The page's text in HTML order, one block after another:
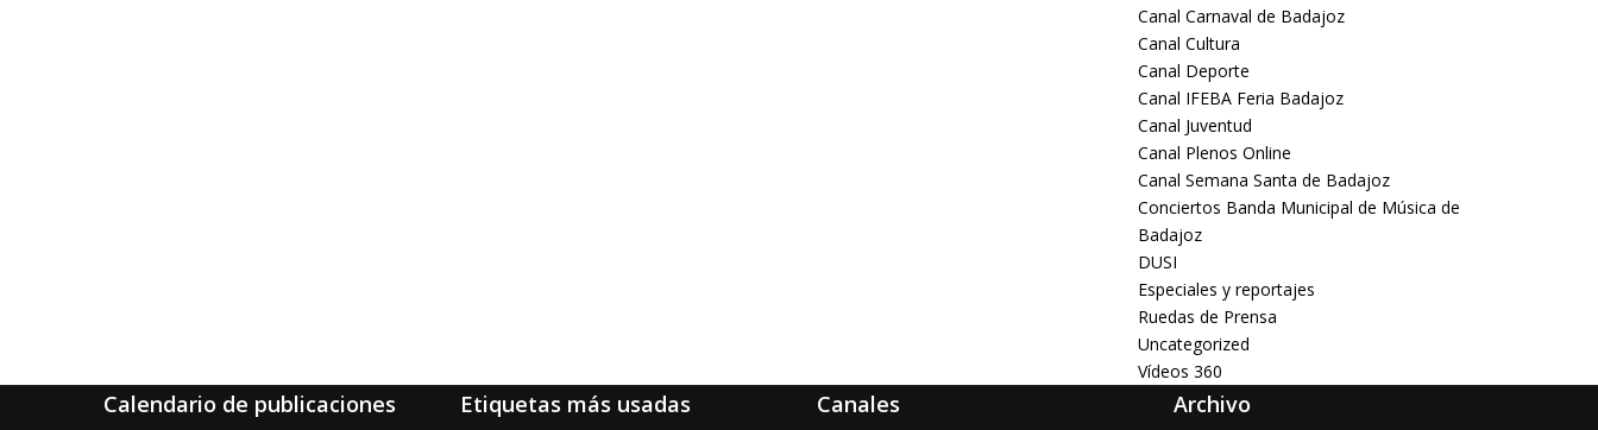
Canal Carnaval de Badajoz
Canal Cultura
Canal Deporte
Canal IFEBA Feria Badajoz
Canal Juventud
Canal Plenos Online
Canal Semana Santa de Badajoz
Conciertos Banda Municipal de Música de
Badajoz
DUSI
Especiales y reportajes
Ruedas de Prensa
Uncategorized
Vídeos 360
Calendario de publicaciones Etiquetas más usadas Canales Archivo